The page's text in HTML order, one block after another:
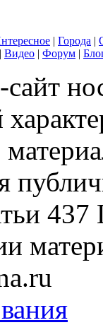
| Города |
| Видео | Форум |
437